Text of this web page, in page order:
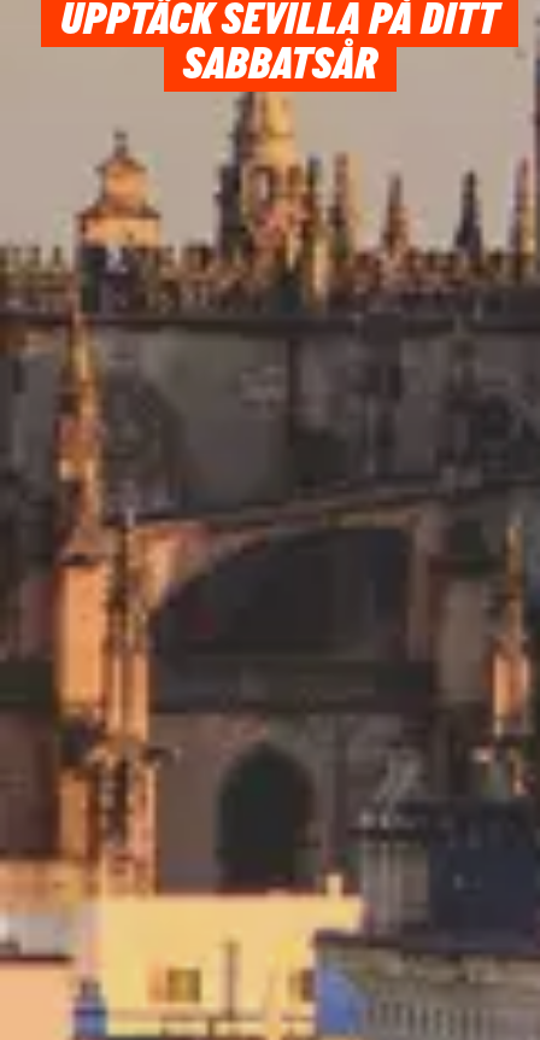
UPPTÄCK SEVILLA PÅ DITT
SABBATSÅR